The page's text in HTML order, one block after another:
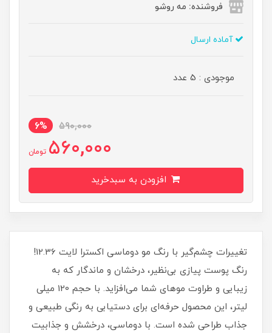
فروشنده: مه رو‌شو
آماده ارسال
موجودی : 5 عدد
590,000
6%
560,000 تومان
تغییرات چشم‌گیر با رنگ مو دوماسی اکسترا لایت 12.36!
رنگ پوست پیازی بی‌نظیر، درخشان و ماندگار که به
زیبایی و طراوت موهای شما می‌افزاید. با حجم 120 میلی‌
لیتر، این محصول حرفه‌ای برای دستیابی به رنگی طبیعی و
جذاب طراحی شده است. با دوماسی، درخشش و جذابیت